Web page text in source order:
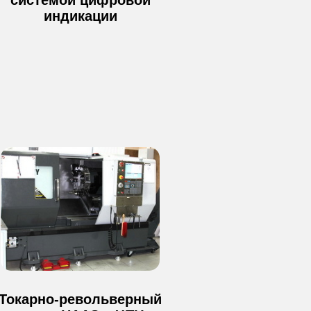
индикации
револьверный
ООО "ИНТМЕХ"
ИНН 9 718 163 745
Токарные работы
Пользовательское соглашение